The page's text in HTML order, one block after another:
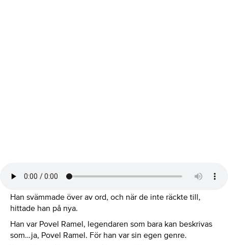
Han svämmade över av ord, och när de inte räckte till,
hittade han på nya.
Han var Povel Ramel, legendaren som bara kan beskrivas
som…ja, Povel Ramel. För han var sin egen genre.